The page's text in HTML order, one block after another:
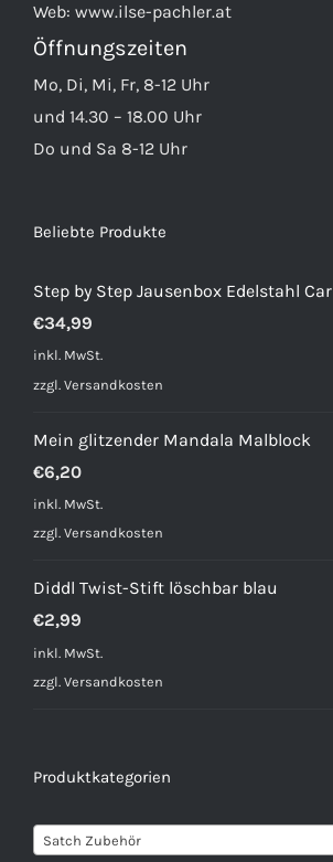
Web: www.ilse-pachler.at
Öffnungszeiten
Mo, Di, Mi, Fr, 8-12 Uhr
und 14.30 – 18.00 Uhr
Do und Sa 8-12 Uhr
Beliebte Produkte
Step by Step Jausenbox Edelstahl Car
€34,99
inkl. MwSt.
zzgl. Versandkosten
Mein glitzender Mandala Malblock
€6,20
inkl. MwSt.
zzgl. Versandkosten
Diddl Twist-Stift löschbar blau
€2,99
inkl. MwSt.
zzgl. Versandkosten
Produktkategorien
Satch Zubehör